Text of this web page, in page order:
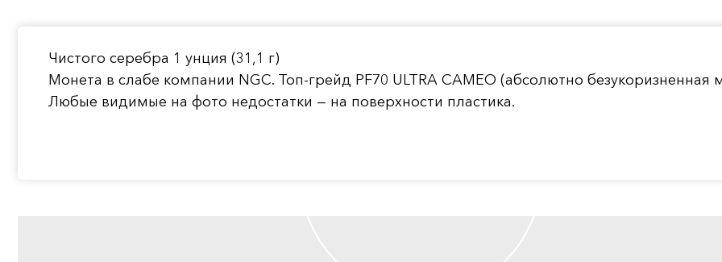
Чистого серебра 1 унция (31,1 г)
Монета в слабе компании NGC. Топ-грейд PF70 ULTRA CAMEO (абсолютно безукоризненная
Любые видимые на фото недостатки — на поверхности пластика.